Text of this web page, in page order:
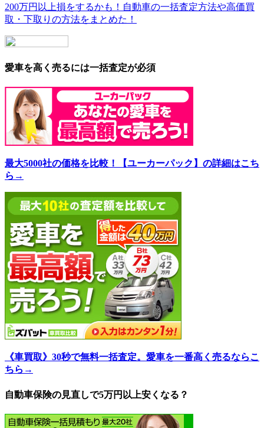
200万円以上損をするかも！自動車の一括査定方法や高価買
取・下取りの方法をまとめた！
愛車を高く売るには一括査定が必須
最大5000社の価格を比較！【ユーカーパック】の詳細はこち
ら→
《車買取》30秒で無料一括査定。愛車を一番高く売るならこ
ちら→
自動車保険の見直しで5万円以上安くなる？